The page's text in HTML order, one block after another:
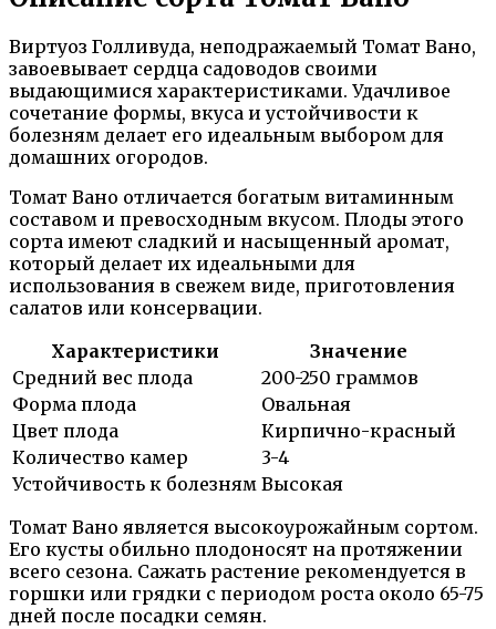
Виртуоз Голливуда, неподражаемый Томат Вано,
завоевывает сердца садоводов своими
выдающимися характеристиками. Удачливое
сочетание формы, вкуса и устойчивости к
болезням делает его идеальным выбором для
домашних огородов.
Томат Вано отличается богатым витаминным
составом и превосходным вкусом. Плоды этого
сорта имеют сладкий и насыщенный аромат,
который делает их идеальными для
использования в свежем виде, приготовления
салатов или консервации.
Характеристики
Значение
Средний вес плода
200-250 граммов
Форма плода
Овальная
Цвет плода
Кирпично-красный
Количество камер
3-4
Устойчивость к болезням Высокая
Томат Вано является высокоурожайным сортом.
Его кусты обильно плодоносят на протяжении
всего сезона. Сажать растение рекомендуется в
горшки или грядки с периодом роста около 65-75
дней после посадки семян.